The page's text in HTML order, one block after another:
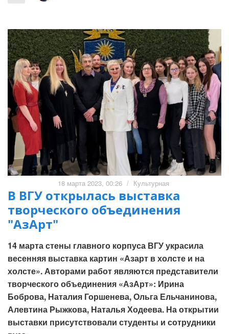
18 марта 2023, 00:26 / Культурная
В ВГУ открылась выставка
творческого объединения
"АзАрт"
14 марта стены главного корпуса ВГУ украсила
весенняя выставка картин «Азарт в холсте и на
холсте». Авторами работ являются представители
творческого объединения «АзАрт»: Ирина
Боброва, Наталия Горшенева, Ольга Ельчанинова,
Алевтина Рыжкова, Наталья Ходеева. На открытии
выставки присутствовали студенты и сотрудники